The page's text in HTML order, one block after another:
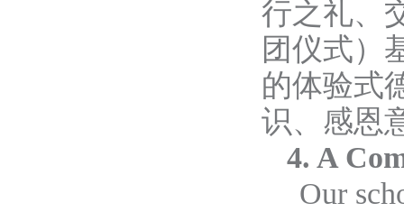
行之礼、
团仪式）
的体验式
识、感恩
4. A
Our